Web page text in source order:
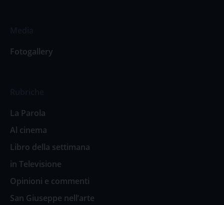
Fotogallery
La Parola
Al cinema
Libro della settimana
in Televisione
Opinioni e commenti
San Giuseppe nell’arte